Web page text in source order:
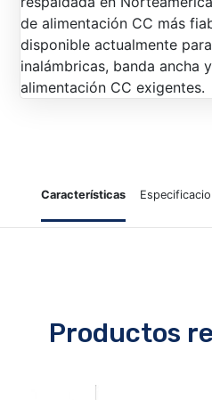
de alimentación CC más
disponible actualmente
inalámbricas, banda ancha
alimentación CC exigentes.
Características
Productos